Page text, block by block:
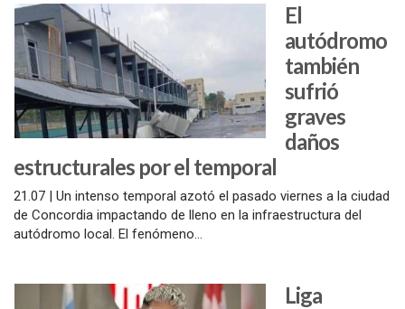
El
autódromo
también
sufrió
graves
daños
estructurales por el temporal
21.07 | Un intenso temporal azotó el pasado viernes a la ciudad
de Concordia impactando de lleno en la infraestructura del
autódromo local. El fenómeno...
Liga